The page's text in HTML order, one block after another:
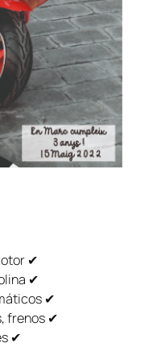
✔
✔
✔
frenos ✔
✔